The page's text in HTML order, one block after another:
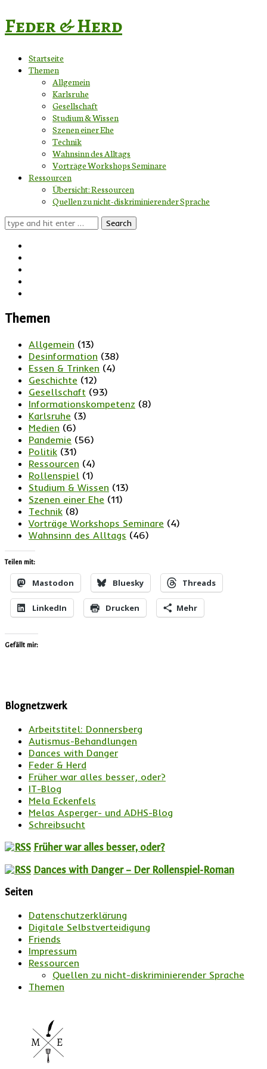
Feder & Herd
Startseite
Themen
Allgemein
Karlsruhe
Gesellschaft
Studium & Wissen
Szenen einer Ehe
Technik
Wahnsinn des Alltags
Vorträge Workshops Seminare
Ressourcen
Übersicht: Ressourcen
Quellen zu nicht-diskriminierender Sprache
Search
for:
Themen
Allgemein (13)
Desinformation (38)
Essen & Trinken (4)
Geschichte (12)
Gesellschaft (93)
Informationskompetenz (8)
Karlsruhe (3)
Medien (6)
Pandemie (56)
Politik (31)
Ressourcen (4)
Rollenspiel (1)
Studium & Wissen (13)
Szenen einer Ehe (11)
Technik (8)
Vorträge Workshops Seminare (4)
Wahnsinn des Alltags (46)
Teilen mit:
Mastodon Bluesky Threads
LinkedIn Drucken Mehr
Gefällt mir:
Blognetzwerk
Arbeitstitel: Donnersberg
Autismus-Behandlungen
Dances with Danger
Feder & Herd
Früher war alles besser, oder?
IT-Blog
Mela Eckenfels
Melas Asperger- und ADHS-Blog
Schreibsucht
Früher war alles besser, oder?
Dances with Danger – Der Rollenspiel-Roman
Seiten
Datenschutzerklärung
Digitale Selbstverteidigung
Friends
Impressum
Ressourcen
Quellen zu nicht-diskriminierender Sprache
Themen